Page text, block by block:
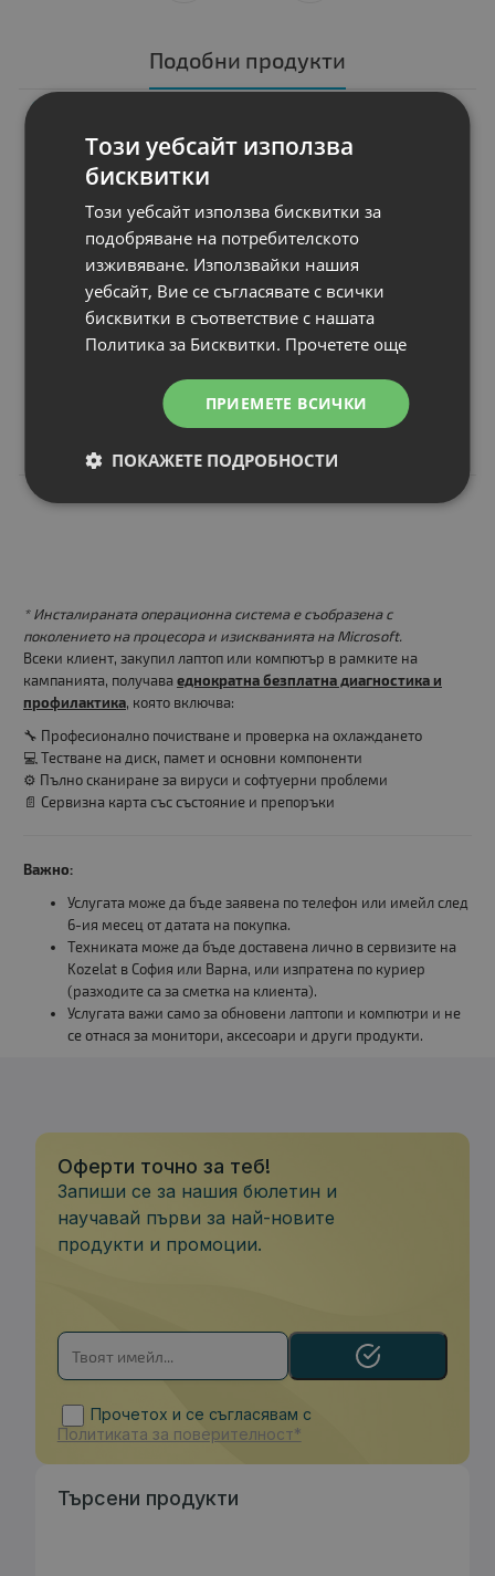
Подобни продукти
GI-45 M
Обем, ml
Съвместимост
Цвят
12.00 €
* Инсталираната операционна система е съобразена с
поколението на процесора и изискванията на Microsoft.
Всеки клиент, закупил лаптоп или компютър в рамките на
кампанията, получава еднократна безплатна диагностика и
профилактика, която включва:
🔧 Професионално почистване и проверка на охлаждането
💻 Тестване на диск, памет и основни компоненти
⚙️ Пълно сканиране за вируси и софтуерни проблеми
📄 Сервизна карта със състояние и препоръки
Важно:
Услугата може да бъде заявена по телефон или имейл след
6-ия месец от датата на покупка.
Техниката може да бъде доставена лично в сервизите на
Kozelat в София или Варна, или изпратена по куриер
(разходите са за сметка на клиента).
Услугата важи само за обновени лаптопи и компютри и не
се отнася за монитори, аксесоари и други продукти.
Оферти точно за теб!
Запиши се за нашия бюлетин и
научавай първи за най-новите
продукти и промоции.
Прочетох и се съгласявам с
Политиката за поверителност*
Търсени продукти
Този уебсайт използва
бисквитки
Този уебсайт използва бисквитки за
подобряване на потребителското
изживяване. Използвайки нашия
уебсайт, Вие се съгласявате с всички
бисквитки в съответствие с нашата
Политика за Бисквитки. Прочетете още
ПРИЕМЕТЕ ВСИЧКИ
ПОКАЖЕТЕ ПОДРОБНОСТИ